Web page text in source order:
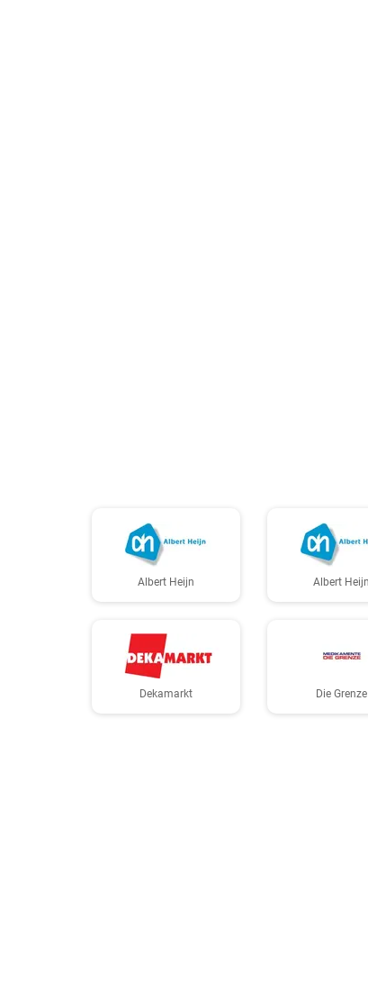
Albert Heijn Albert Heijn
Dekamarkt Die Grenze